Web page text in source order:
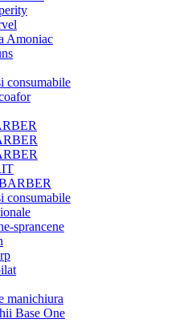
Amoniac
consumabile
consumabile
sprancene
manichiura
Base One